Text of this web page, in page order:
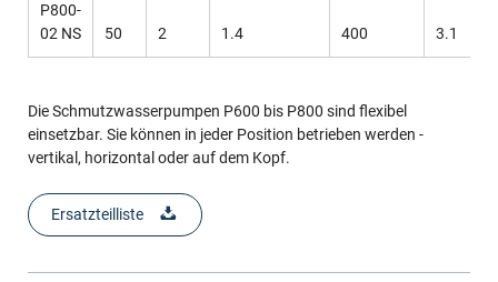
P800-
02 NS
50 2 1.4 400 3.1
Die Schmutzwasserpumpen P600 bis P800 sind flexibel
einsetzbar. Sie können in jeder Position betrieben werden -
vertikal, horizontal oder auf dem Kopf.
Ersatzteilliste